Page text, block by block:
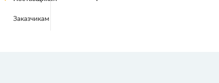
Заказчикам